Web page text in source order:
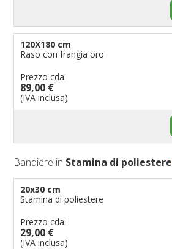
120X180 cm
Raso con frangia oro
Prezzo cda:
89,00 €
(IVA inclusa)
Bandiere in Stamina di poliestere
20x30 cm
Stamina di poliestere
Prezzo cda:
29,00 €
(IVA inclusa)